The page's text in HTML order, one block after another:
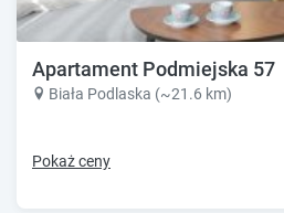
Apartament Podmiejska 57
Biała Podlaska (~21.6 km)
Pokaż ceny